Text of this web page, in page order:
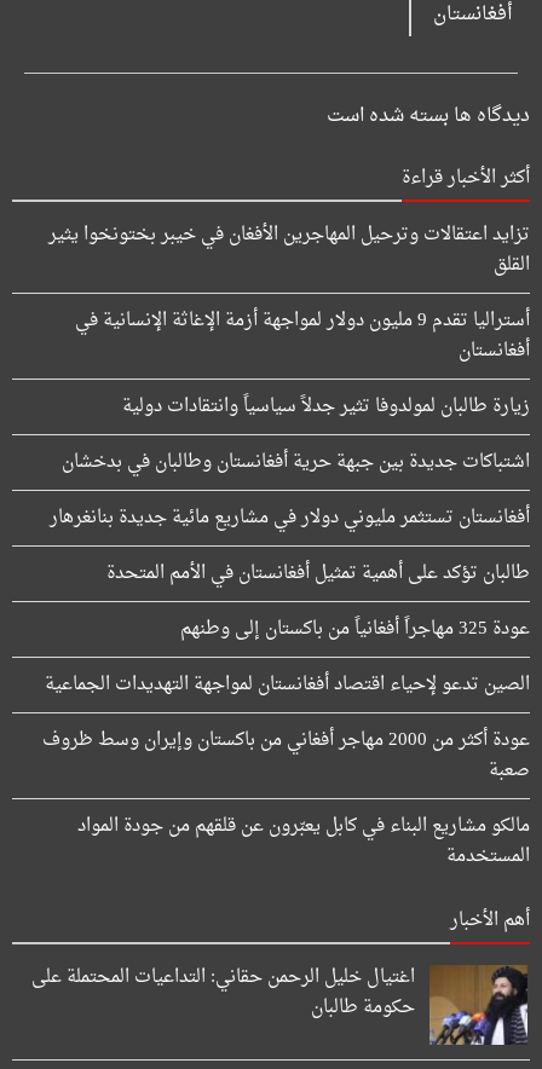
دیدگاه ها بسته شده است
أكثر الأخبار قراءة
تزايد اعتقالات وترحيل المهاجرين الأفغان في خيبر بختونخوا يثير
القلق
أستراليا تقدم 9 مليون دولار لمواجهة أزمة الإغاثة الإنسانية في
أفغانستان
زيارة طالبان لمولدوفا تثير جدلاً سياسياً وانتقادات دولية
اشتباكات جديدة بين جبهة حرية أفغانستان وطالبان في بدخشان
أفغانستان تستثمر مليوني دولار في مشاريع مائية جديدة بنانغرهار
طالبان تؤكد على أهمية تمثيل أفغانستان في الأمم المتحدة
عودة 325 مهاجراً أفغانياً من باكستان إلى وطنهم
الصين تدعو لإحياء اقتصاد أفغانستان لمواجهة التهديدات الجماعية
عودة أكثر من 2000 مهاجر أفغاني من باكستان وإيران وسط ظروف
صعبة
مالكو مشاريع البناء في كابل يعبّرون عن قلقهم من جودة المواد
المستخدمة
أهم الأخبار
اغتيال خليل الرحمن حقاني: التداعيات المحتملة على
حكومة طالبان